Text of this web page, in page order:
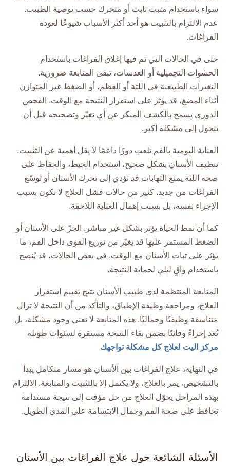
سواء باستخدام مثبت ثابت أو متحرك حسب توصية الطبيب.
عدم الالتزام بالتثبيت هو أحد أكثر الأسباب شيوعًا لعودة
الفراغات.
حتى في الحالات التي تم فيها إغلاق الفراغات باستخدام
الحشوات التجميلية أو العدسات، تبقى المتابعة ضرورية.
التغيرات الطبيعية في اللثة أو العظم، أو الضغط غير المتوازن
أثناء المضغ، قد يؤثر على استقرار النتيجة مع الوقت. الفحص
الدوري يسمح بالكشف المبكر عن أي تغيّر وتصحيحه قبل أن
يتحول إلى مشكلة أكبر.
العناية اليومية بالفم تلعب دورًا داعمًا لا يقل أهمية عن التثبيت.
تنظيف الأسنان بشكل صحيح، استخدام الخيط، والحفاظ على
صحة اللثة يمنع التهابات قد تؤدي إلى تحرك الأسنان أو توسّع
الفراغات من جديد. كثير من حالات فشل العلاج لا تكون بسبب
الإجراء نفسه، بل بسبب إهمال العناية اللاحقة.
كما أن نمط الحياة يؤثر بشكل غير مباشر. الجزّ على الأسنان أو
الضغط المستمر عليها قد يغيّر من توزيع القوى داخل الفم، ما
يؤثر على ثبات الأسنان مع الوقت. في بعض الحالات، قد يُنصح
باستخدام واقٍ ليلي لحماية النتيجة.
المتابعة المنتظمة لدى طبيب الأسنان تتيح تقييم استقرار
العلاج، ومراجعة وظيفة الإطباق، والتأكد من أن النتيجة لا تزال
متناسقة وظيفيًا وجماليًا. هذه المتابعة لا تعني وجود مشكلة، بل
تُعد إجراءً وقائيًا يضمن بقاء النتيجة مستقرة لسنوات طويلة
مركز اليت لعلاج كل مشكلة تواجهك
في النهاية، علاج الفراغات بين الأسنان هو مسار متكامل يبدأ
بالتشخيص، يمر بالعلاج، ولا يكتمل إلا بالتثبيت والمتابعة. الالتزام
بهذه المراحل يحوّل العلاج من حل مؤقت إلى نتيجة مستدامة
تحافظ على صحة الفم وجمال الابتسامة على المدى الطويل.
الأسئلة الشائعة حول علاج الفراغات بين الأسنان